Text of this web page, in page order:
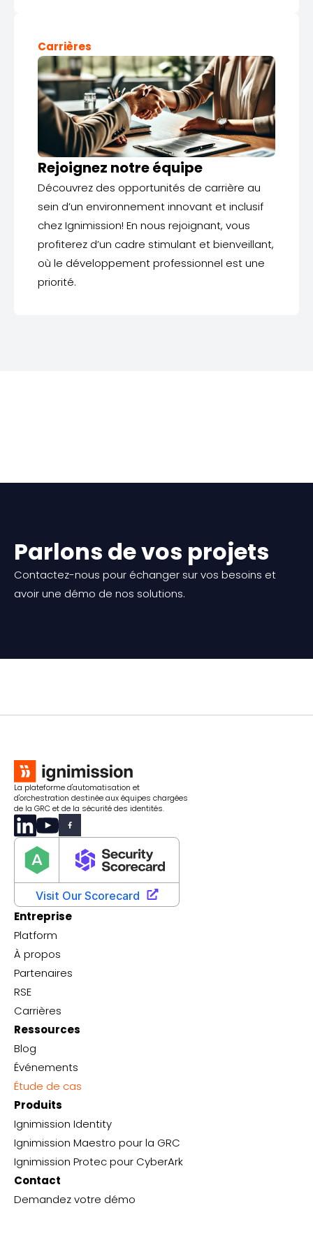
Carrières
Rejoignez notre équipe
Découvrez des opportunités de carrière au
sein d’un environnement innovant et inclusif
chez Ignimission! En nous rejoignant, vous
profiterez d’un cadre stimulant et bienveillant,
où le développement professionnel est une
priorité.
Parlons de vos projets
Contactez-nous pour échanger sur vos besoins et
avoir une démo de nos solutions.
La plateforme d'automatisation et
d'orchestration destinée aux équipes chargées
de la GRC et de la sécurité des identités.
Entreprise
Platform
À propos
Partenaires
RSE
Carrières
Ressources
Blog
Événements
Étude de cas
Produits
Ignimission Identity
Ignimission Maestro pour la GRC
Ignimission Protec pour CyberArk
Contact
Demandez votre démo